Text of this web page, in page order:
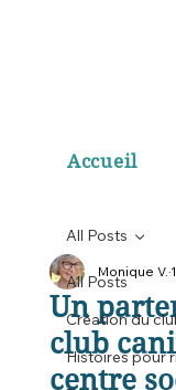
Accueil
All Posts
Création du
Histoires pour
All Posts
Un
club
centre
Monique V.